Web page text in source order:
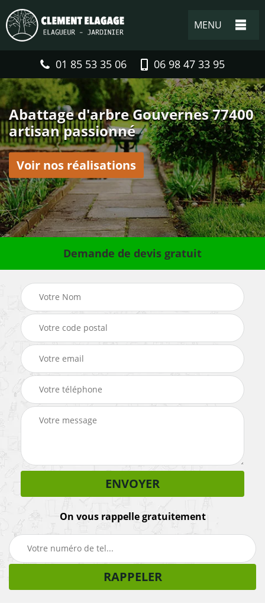
MENU
01 85 53 35 06 06 98 47 33 95
Abattage d'arbre Gouvernes 77400
artisan passionné
Voir nos réalisations
Demande de devis gratuit
On vous rappelle gratuitement